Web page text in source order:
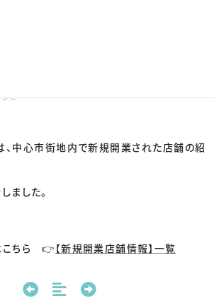
せ
、中心市街地内で新規開業された店舗の紹
ました。
こちら 👉 【新規開業店舗情報】一覧